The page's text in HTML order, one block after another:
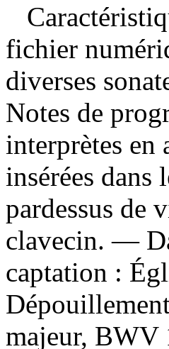
fichier
diverses
Notes de
interprètes en
insérées
pardessus de
clavecin. —
captation :
majeur, BWV